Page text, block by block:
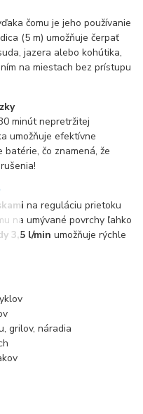
čomu je jeho používanie
(5 m) umožňuje čerpať
jazera alebo kohútika,
na miestach bez prístupu
minút nepretržitej
umožňuje efektívne
čo znamená, že
na reguláciu prietoku
na umývané povrchy ľahko
3,5 l/min umožňuje rýchle
grilov, náradia